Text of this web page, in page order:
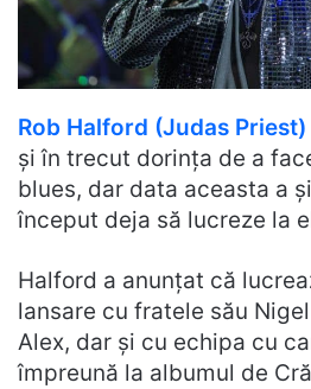
Rob Halford (Judas Priest)
și în trecut dorința de a
blues, dar data aceasta a
început deja să lucreze la
Halford a anunțat că
lansare cu fratele său
Alex, dar și cu echipa cu
împreună la albumul de